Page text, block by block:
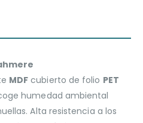
MDF cubierto de folio PET
humedad ambiental
Alta resistencia a los